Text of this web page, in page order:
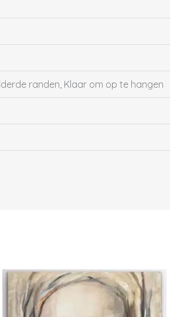
randen, Klaar om op te hangen